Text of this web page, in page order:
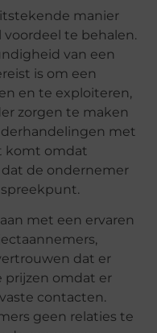
manier
te behalen.
van een
is om een
en te exploiteren,
zorgen te maken
met
komt omdat
de ondernemer
met een ervaren
dat er
prijzen omdat er
contacten.
geen relaties te